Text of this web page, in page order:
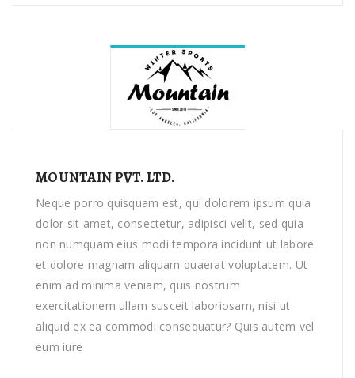
MOUNTAIN PVT. LTD.
Neque porro quisquam est, qui dolorem ipsum quia
dolor sit amet, consectetur, adipisci velit, sed quia
non numquam eius modi tempora incidunt ut labore
et dolore magnam aliquam quaerat voluptatem. Ut
enim ad minima veniam, quis nostrum
exercitationem ullam susceit laboriosam, nisi ut
aliquid ex ea commodi consequatur? Quis autem vel
eum iure